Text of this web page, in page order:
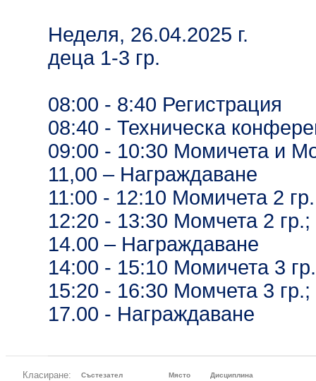
Неделя, 26.04.2025 г.
деца 1-3 гр.
08:00 - 8:40 Регистрация
08:40 - Техническа
09:00 - 10:30 Момичета и
11,00 – Награждаване
11:00 - 12:10 Момичета 2 гр.
12:20 - 13:30 Момчета 2 гр.;
14.00 – Награждаване
14:00 - 15:10 Момичета 3 гр.
15:20 - 16:30 Момчета 3 гр.;
17.00 - Награждаване
Класиране: Състезател Място Дисциплина